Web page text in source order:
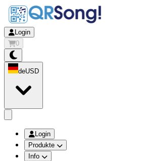
Login
0
deUSD
Login
Produkte
Info